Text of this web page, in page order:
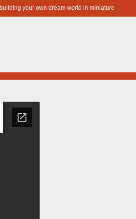
your own dream world in miniature